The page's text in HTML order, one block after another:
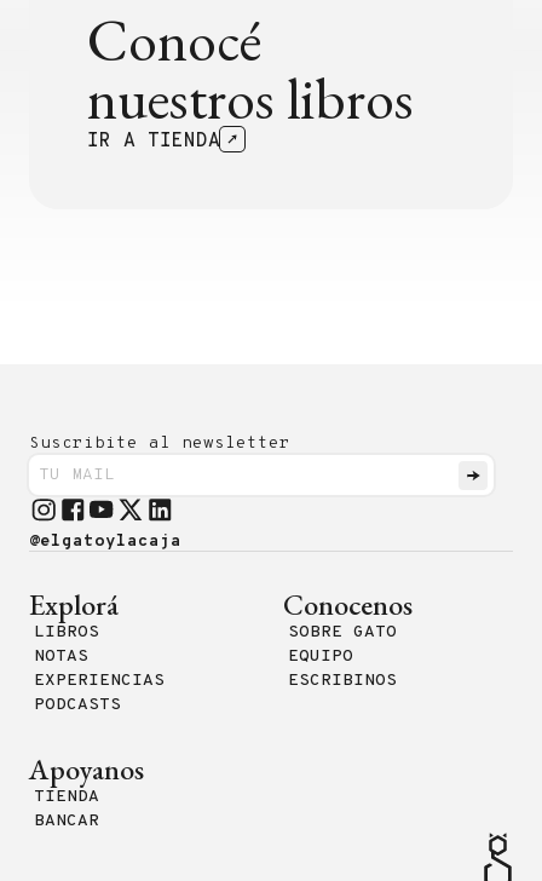
Conocé
nuestros libros
IR A TIENDA
Suscribite al newsletter
@elgatoylacaja
Explorá
LIBROS
NOTAS
EXPERIENCIAS
PODCASTS
Conocenos
SOBRE GATO
EQUIPO
ESCRIBINOS
Apoyanos
TIENDA
BANCAR